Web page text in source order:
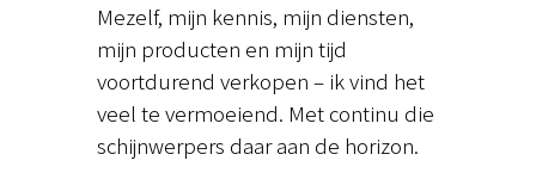
Mezelf, mijn kennis, mijn diensten,
mijn producten en mijn tijd
voortdurend verkopen – ik vind het
veel te vermoeiend. Met continu die
schijnwerpers daar aan de horizon.